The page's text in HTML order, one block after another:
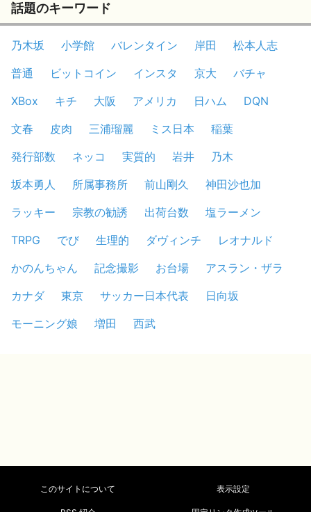
話題のキーワード
乃木坂 小学館 バレンタイン 岸田
松本人志
普通
ビットコイン インスタ 京大
バチャ
XBox
キチ 大阪 アメリカ 日ハム
DQN
文春
皮肉 三浦瑠麗 ミス日本
稲葉
発行部数
ネッコ 実質的 岩井
乃木
坂本勇人
所属事務所 前山剛久
神田沙也加
ラッキー
宗教の勧誘 出荷台数
塩ラーメン
TRPG
でび 生理的 ダヴィンチ
レオナルド
かのんちゃん
記念撮影 お台場
アスラン・ザラ
カナダ
東京 サッカー日本代表
日向坂
モーニング娘
増田 西武
このサイトについて 表示設定